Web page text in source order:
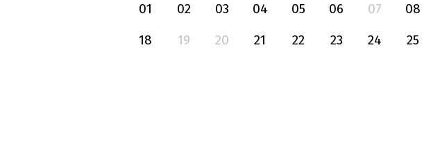
01
02 03 04 05 06 07 08
18
19 20 21 22 23 24 25